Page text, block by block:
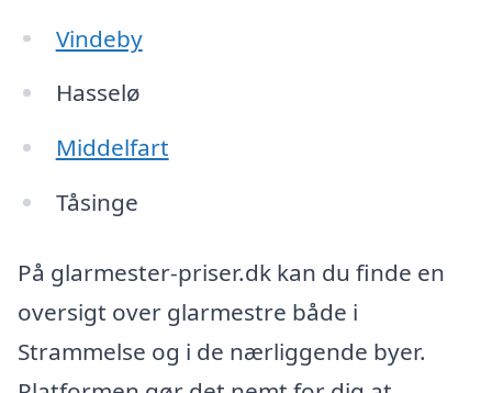
Vindeby
Hasselø
Middelfart
Tåsinge
På glarmester-priser.dk kan du finde en
oversigt over glarmestre både i
Strammelse og i de nærliggende byer.